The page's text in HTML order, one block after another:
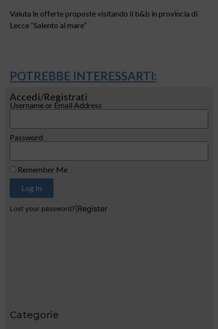
Valuta le offerte proposte visitando il b&b in provincia di
Lecce “Salento al mare”
POTREBBE INTERESSARTI:
Accedi/Registrati
Username or Email Address
Password
Remember Me
Log In
Lost your password? Register
Categorie